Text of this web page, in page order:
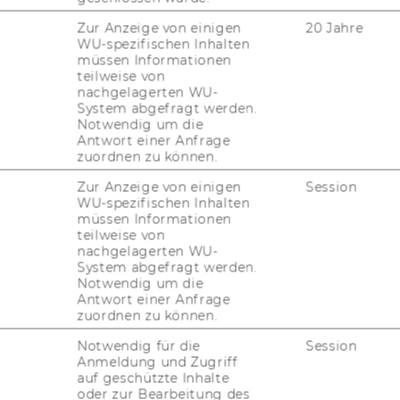
je­weils im Mai ein groß an­ge­leg­tes
In­ter­na­tio­na­len Steu­er­rechts or­ga­ni­
jedes Jahr in ver­tief­ter und mit An­mer­
vom Linde-​Verlag ver­öf­fent­
in eng­lisch ge­hal­ten.
Pro­gramm, ab 2013 fin­den SieHIER.
​Politik - Das "ös­ter­rei­chi­sche Mus­ter­ab­
Zur Anzeige von einigen
WU-spezifischen Inhalten
müssen Informationen
teilweise von
nachgelagerten WU-
System abgefragt werden.
Notwendig um die
Antwort einer Anfrage
zuordnen zu können.
20 Jahre
Zur Anzeige von einigen
WU-spezifischen Inhalten
müssen Informationen
teilweise von
nachgelagerten WU-
System abgefragt werden.
Notwendig um die
Antwort einer Anfrage
zuordnen zu können.
Session
Notwendig für die
Anmeldung und Zugriff
auf geschützte Inhalte
oder zur Bearbeitung des
Session